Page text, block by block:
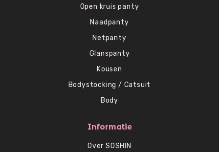
Open kruis panty
Naadpanty
Netpanty
Glanspanty
Kousen
Bodystocking / Catsuit
Body
Informatie
Over SOSHIN